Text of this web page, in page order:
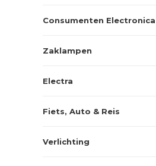
Consumenten Electronica
Zaklampen
Electra
Fiets, Auto & Reis
Verlichting